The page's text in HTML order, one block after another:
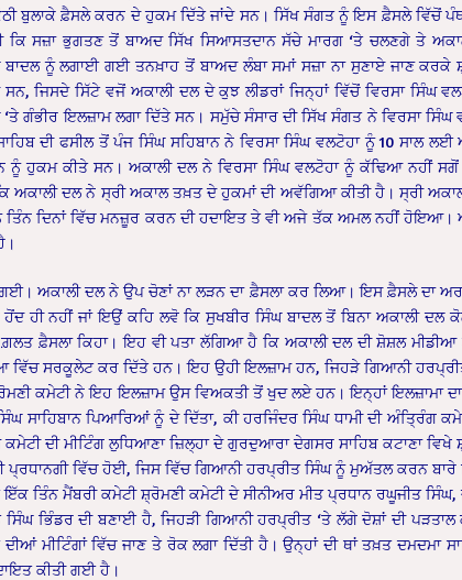
ਬੁਲਾਕੇ ਫ਼ੈਸਲੇ ਕਰਨ ਦੇ ਹੁਕਮ ਦਿੱਤੇ ਜਾਂਦੇ ਸਨ। ਸਿੱਖ ਸੰਗਤ ਨੂੰ ਇਸ ਫ਼ੈਸਲੇ ਵਿੱਚੋਂ
ਕਿ ਸਜ਼ਾ ਭੁਗਤਣ ਤੋਂ ਬਾਅਦ ਸਿੱਖ ਸਿਆਸਤਦਾਨ ਸੱਚੇ ਮਾਰਗ ‘ਤੇ ਚਲਣਗੇ ਤੇ
ਨੂੰ ਲਗਾਈ ਗਈ ਤਨਖ਼ਾਹ ਤੋਂ ਬਾਅਦ ਲੰਬਾ ਸਮਾਂ ਸਜ਼ਾ ਨਾ ਸੁਣਾਏ ਜਾਣ ਕਰਕੇ
ਜਿਸਦੇ ਸਿੱਟੇ ਵਜੋਂ ਅਕਾਲੀ ਦਲ ਦੇ ਕੁਝ ਲੀਡਰਾਂ ਜਿਨ੍ਹਾਂ ਵਿੱਚੋਂ ਵਿਰਸਾ ਸਿੰਘ
ਗੰਭੀਰ ਇਲਜ਼ਾਮ ਲਗਾ ਦਿੱਤੇ ਸਨ। ਸਮੁੱਚੇ ਸੰਸਾਰ ਦੀ ਸਿੱਖ ਸੰਗਤ ਨੇ ਵਿਰਸਾ ਸਿੰਘ
ਦੀ ਫਸੀਲ ਤੋਂ ਪੰਜ ਸਿੰਘ ਸਹਿਬਾਨ ਨੇ ਵਿਰਸਾ ਸਿੰਘ ਵਲਟੋਹਾ ਨੂੰ 10 ਸਾਲ ਲਈ
ਹੁਕਮ ਕੀਤੇ ਸਨ। ਅਕਾਲੀ ਦਲ ਨੇ ਵਿਰਸਾ ਸਿੰਘ ਵਲਟੋਹਾ ਨੂੰ ਕੱਢਿਆ ਨਹੀਂ
ਅਕਾਲੀ ਦਲ ਨੇ ਸ੍ਰੀ ਅਕਾਲ ਤਖ਼ਤ ਦੇ ਹੁਕਮਾਂ ਦੀ ਅਵੱਗਿਆ ਕੀਤੀ ਹੈ। ਸ੍ਰੀ
ਤਿੰਨ ਦਿਨਾਂ ਵਿੱਚ ਮਨਜ਼ੂਰ ਕਰਨ ਦੀ ਹਦਾਇਤ ਤੇ ਵੀ ਅਜੇ ਤੱਕ ਅਮਲ ਨਹੀਂ ਹੋਇਆ।
ਅਕਾਲੀ ਦਲ ਨੇ ਉਪ ਚੋਣਾਂ ਨਾ ਲੜਨ ਦਾ ਫ਼ੈਸਲਾ ਕਰ ਲਿਆ। ਇਸ ਫ਼ੈਸਲੇ ਦਾ
ਹੋਂਦ ਹੀ ਨਹੀਂ ਜਾਂ ਇਉਂ ਕਹਿ ਲਵੋ ਕਿ ਸੁਖਬੀਰ ਸਿੰਘ ਬਾਦਲ ਤੋਂ ਬਿਨਾ ਅਕਾਲੀ ਦਲ
ਫ਼ੈਸਲਾ ਕਿਹਾ। ਇਹ ਵੀ ਪਤਾ ਲੱਗਿਆ ਹੈ ਕਿ ਅਕਾਲੀ ਦਲ ਦੀ ਸ਼ੋਸ਼ਲ ਮੀਡੀਆ
ਵਿੱਚ ਸਰਕੂਲੇਟ ਕਰ ਦਿੱਤੇ ਹਨ। ਇਹ ਉਹੀ ਇਲਜ਼ਾਮ ਹਨ, ਜਿਹੜੇ ਗਿਆਨੀ
ਕਮੇਟੀ ਨੇ ਇਹ ਇਲਜ਼ਾਮ ਉਸ ਵਿਅਕਤੀ ਤੋਂ ਖੁਦ ਲਏ ਹਨ। ਇਨ੍ਹਾਂ ਇਲਜ਼ਾਮਾ
ਸਾਹਿਬਾਨ ਪਿਆਰਿਆਂ ਨੂੰ ਦੇ ਦਿੱਤਾ, ਕੀ ਹਰਜਿੰਦਰ ਸਿੰਘ ਧਾਮੀ ਦੀ ਅੰਤ੍ਰਿੰਗ
ਦੀ ਮੀਟਿੰਗ ਲੁਧਿਆਣਾ ਜ਼ਿਲ੍ਹਾ ਦੇ ਗੁਰਦੁਆਰਾ ਦੇਗਸਰ ਸਾਹਿਬ ਕਟਾਣਾ ਵਿਖੇ
ਵਿੱਚ ਹੋਈ, ਜਿਸ ਵਿੱਚ ਗਿਆਨੀ ਹਰਪ੍ਰੀਤ ਸਿੰਘ ਨੂੰ ਮੁਅੱਤਲ ਕਰਨ ਬਾਰੇ
ਤਿੰਨ ਮੈਂਬਰੀ ਕਮੇਟੀ ਸ਼੍ਰੋਮਣੀ ਕਮੇਟੀ ਦੇ ਸੀਨੀਅਰ ਮੀਤ ਪ੍ਰਧਾਨ ਰਘੂਜੀਤ
ਭਿੰਡਰ ਦੀ ਬਣਾਈ ਹੈ, ਜਿਹੜੀ ਗਿਆਨੀ ਹਰਪ੍ਰੀਤ ‘ਤੇ ਲੱਗੇ ਦੋਸ਼ਾਂ ਦੀ ਪੜਤਾਲ
ਮੀਟਿੰਗਾਂ ਵਿੱਚ ਜਾਣ ਤੇ ਰੋਕ ਲਗਾ ਦਿੱਤੀ ਹੈ। ਉਨ੍ਹਾਂ ਦੀ ਥਾਂ ਤਖ਼ਤ ਦਮਦਮਾ
ਕੀਤੀ ਗਈ ਹੈ।